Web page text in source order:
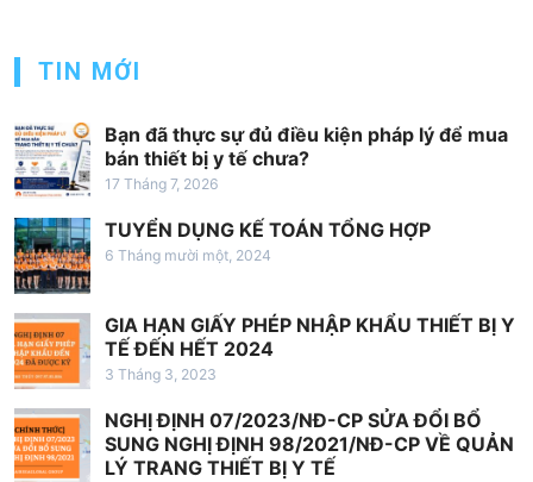
n
g
b
à
i
v
i
ế
t
TIN MỚI
Bạn đã thực sự đủ điều kiện pháp lý để mua
bán thiết bị y tế chưa?
17 Tháng 7, 2026
TUYỂN DỤNG KẾ TOÁN TỔNG HỢP
6 Tháng mười một, 2024
GIA HẠN GIẤY PHÉP NHẬP KHẨU THIẾT BỊ Y
TẾ ĐẾN HẾT 2024
3 Tháng 3, 2023
NGHỊ ĐỊNH 07/2023/NĐ-CP SỬA ĐỔI BỔ
SUNG NGHỊ ĐỊNH 98/2021/NĐ-CP VỀ QUẢN
LÝ TRANG THIẾT BỊ Y TẾ